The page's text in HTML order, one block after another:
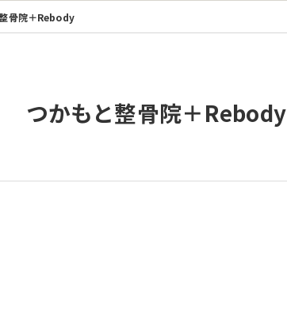
骨院＋Rebody
かもと整骨院＋Rebody